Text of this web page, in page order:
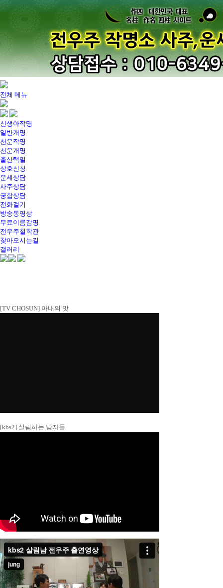
전체 메뉴
전우주 작명소
작명개명
천운작명개명
출산택일, 상호
방송동영상
갤러리
무료이름감명
오시는길
전화상담
신생아작명
일반개명
천운작명
천운개명
출산택일
상호신청
운세상담
사주상담
궁합상담
전화걸기
방송동영상
무료이름감명
전우주철학관
찾아오시는길
갤러리
[TV CHOSUN] 아내의 맛
[kbs2] 살림하는 남자들